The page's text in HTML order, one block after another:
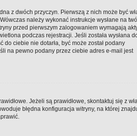
z dwóch przyczyn. Pierwszą z nich może być
należy wykonać instrukcje wysłane na
przed pierwszym zalogowaniem wymagają
podczas rejestracji. Jeśli została wysłana
ciebie nie dotarła, być może został podany
na pewno podany przez ciebie adres e-mail jest
Jeżeli są prawidłowe, skontaktuj się z
błędna konfiguracja witryny, na której